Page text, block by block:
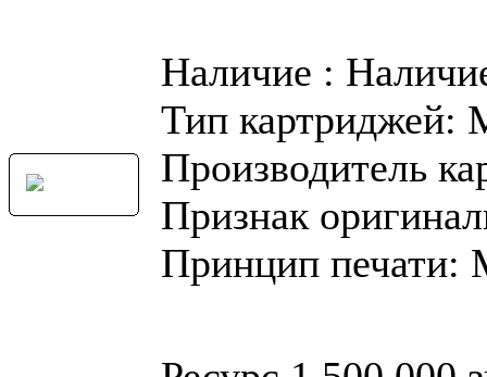
Наличие :
Тип картриджей:
Производитель
Признак
Принцип печати: